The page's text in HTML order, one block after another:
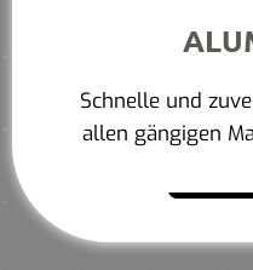
Schnelle und
allen gängigen